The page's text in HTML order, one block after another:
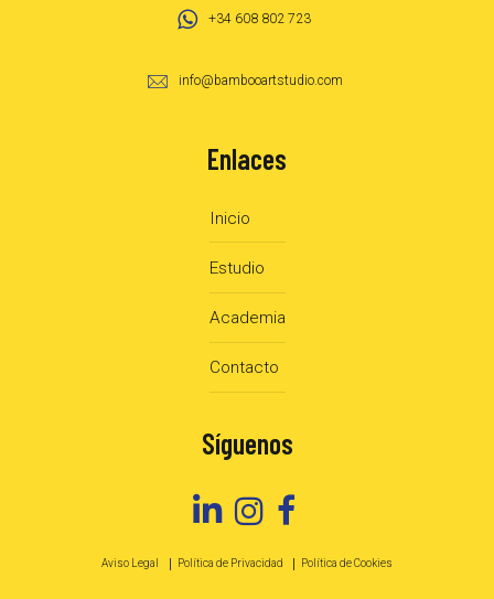
+34 608 802 723
info@bambooartstudio.com
Enlaces
Inicio
Estudio
Academia
Contacto
Síguenos
Aviso Legal Política de Privacidad Política de Cookies